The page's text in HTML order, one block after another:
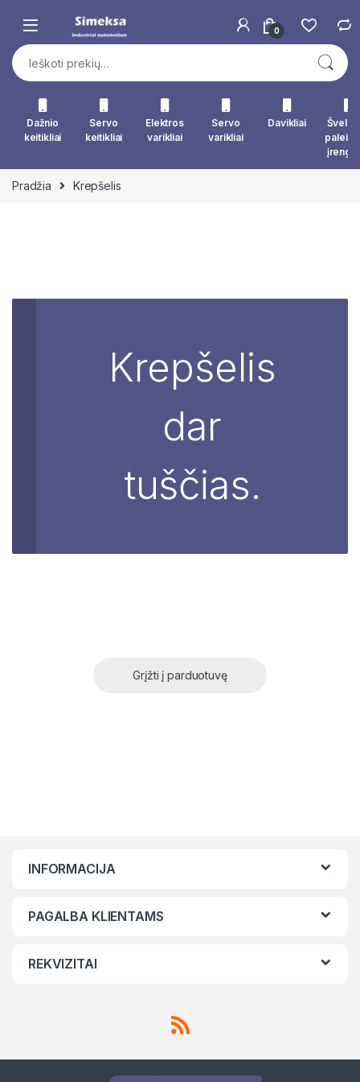
0
Ieškoti:
Dažnio
keitikliai
Servo
keitikliai
Elektros
varikliai
Servo
varikliai
Davikliai
Pradžia Krepšelis
Krepšelis
dar
tuščias.
Grįžti į parduotuvę
INFORMACIJA
PAGALBA KLIENTAMS
REKVIZITAI